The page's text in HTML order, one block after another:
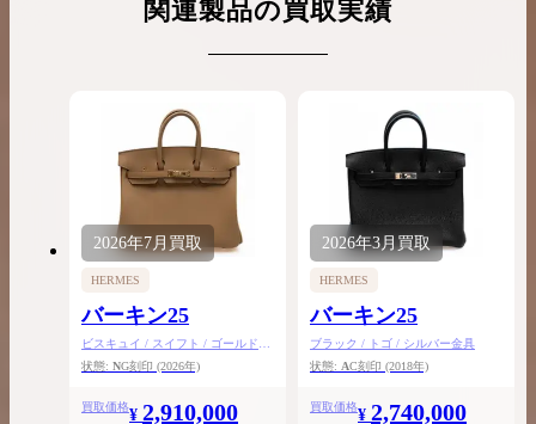
関連製品の買取実績
2026年7月 買取
HERMES
バーキン25
ビスキュイ / スイフト / ゴールド金
具
状態: NG刻印 (2026年)
買取価格¥ 2,910,000
2026年3月買取
HERMES
バーキン25
ブラック / トゴ / シルバー金具
状態: AC刻印 (2018年)
買取価格¥ 2,740,000